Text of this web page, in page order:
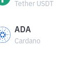
Tether USDT
ADA
Cardano